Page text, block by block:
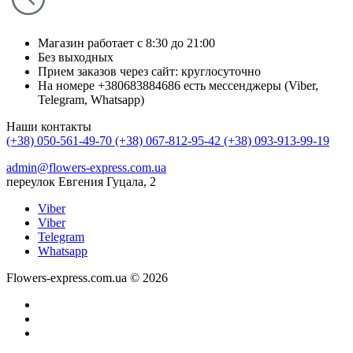
Магазин работает с 8:30 до 21:00
Без выходных
Прием заказов через сайт: круглосуточно
На номере +380683884686 есть мессенджеры (Viber,
Telegram, Whatsapp)
Наши контакты
(+38) 050-561-49-70 (+38) 067-812-95-42 (+38) 093-913-99-19
admin@flowers-express.com.ua
переулок Евгения Гуцала, 2
Viber
Viber
Telegram
Whatsapp
Flowers-express.com.ua © 2026